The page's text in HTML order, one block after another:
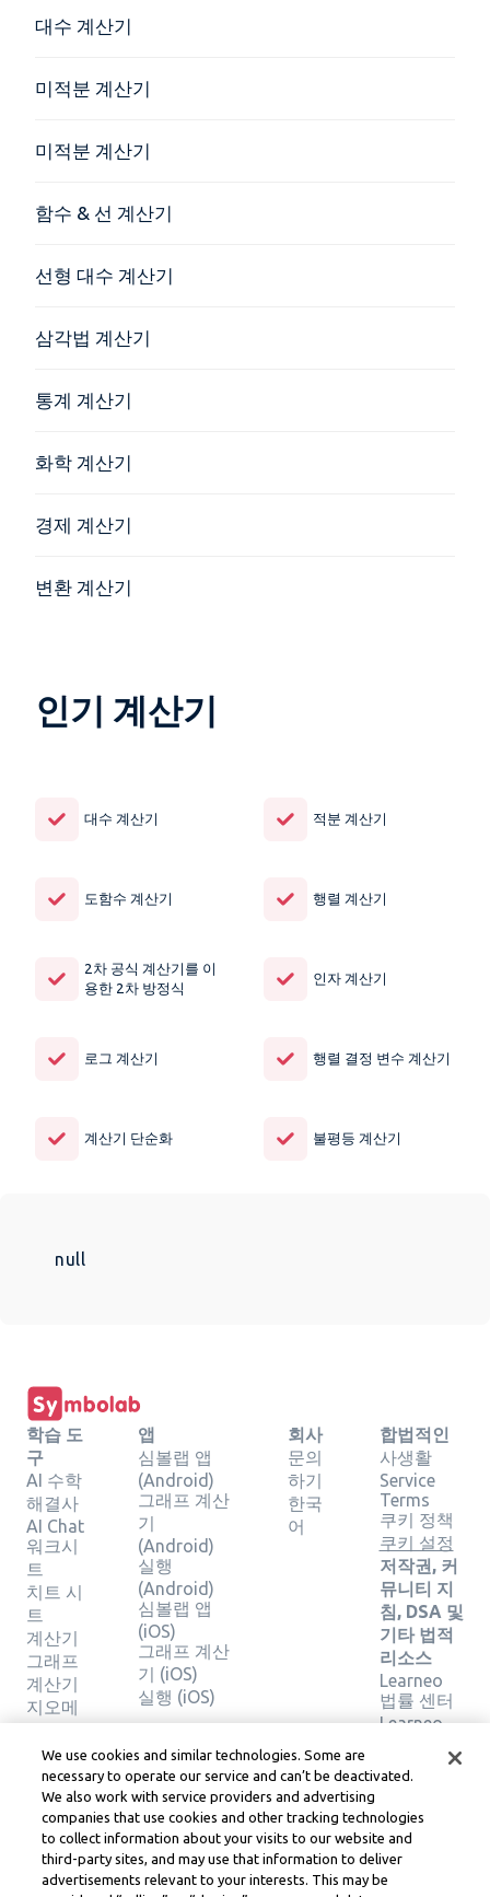
대수 계산기
미적분 계산기
미적분 계산기
함수 & 선 계산기
선형 대수 계산기
삼각법 계산기
통계 계산기
화학 계산기
경제 계산기
변환 계산기
인기 계산기
대수 계산기 적분 계산기
도함수 계산기 행렬 계산기
2차 공식 계산기를 이
용한 2차 방정식
인자 계산기
로그 계산기 행렬 결정 변수 계산기
계산기 단순화 불평등 계산기
null
학습 도
구
AI 수학
해결사
AI Chat
워크시
트
치트 시
트
계산기
그래프
계산기
지오메
트리 계
산기
솔루션
확인
앱
심볼랩 앱
(Android)
그래프 계산
기
(Android)
실행
(Android)
심볼랩 앱
(iOS)
그래프 계산
기 (iOS)
실행 (iOS)
회사
문의
하기
한국
어
합법적인
사생활
Service
Terms
쿠키 정책
쿠키 설정
저작권, 커
뮤니티 지
침, DSA 및
기타 법적
리소스
Learneo
법률 센터
Learneo
Symbolab, a Learneo, Inc. business
© Learneo, Inc. 2024
We use cookies and similar technologies. Some are
necessary to operate our service and can’t be deactivated.
We also work with service providers and advertising
companies that use cookies and other tracking technologies
to collect information about your visits to our website and
third-party sites, and may use that information to deliver
advertisements relevant to your interests. This may be